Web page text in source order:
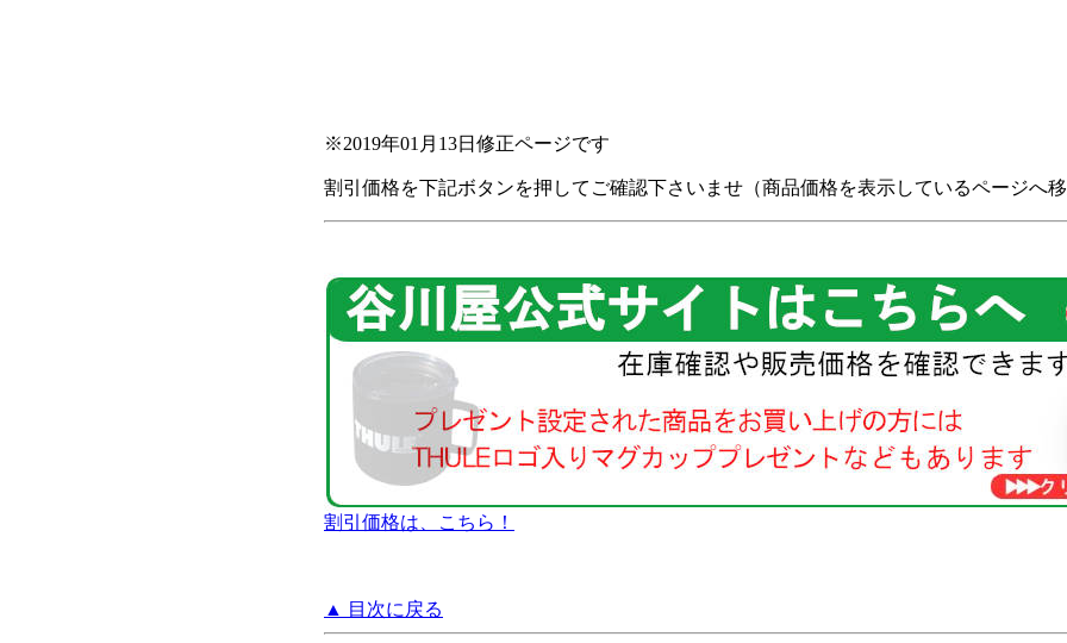
※2019年01月13日修正ページです
割引価格を下記ボタンを押してご確認下さいませ（商品価格を表示しているページへ移
割引価格は、こちら！
▲ 目次に戻る